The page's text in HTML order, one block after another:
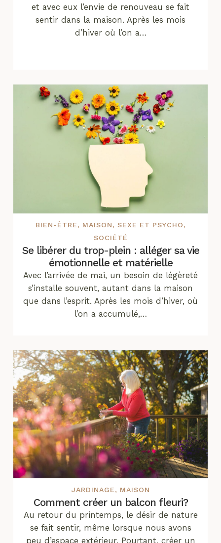
et avec eux l’envie de renouveau se fait
sentir dans la maison. Après les mois
d’hiver où l’on a…
BIEN-ÊTRE, MAISON, SEXE ET PSYCHO,
SOCIÉTÉ
Se libérer du trop-plein : alléger sa vie
émotionnelle et matérielle
Avec l’arrivée de mai, un besoin de légèreté
s’installe souvent, autant dans la maison
que dans l’esprit. Après les mois d’hiver, où
l’on a accumulé,…
JARDINAGE, MAISON
Comment créer un balcon fleuri?
Au retour du printemps, le désir de nature
se fait sentir, même lorsque nous avons
peu d’espace extérieur. Pourtant, créer un